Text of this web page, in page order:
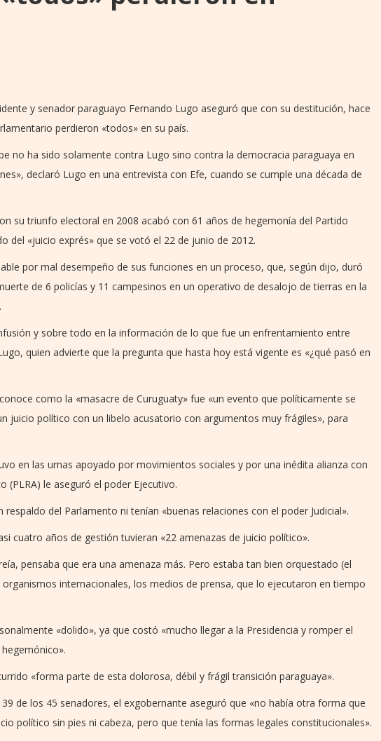
y senador paraguayo Fernando Lugo aseguró que con su destitución, hace
perdieron «todos» en su país.
no ha sido solamente contra Lugo sino contra la democracia paraguaya en
declaró Lugo en una entrevista con Efe, cuando se cumple una década de
su triunfo electoral en 2008 acabó con 61 años de hegemonía del Partido
del «juicio exprés» que se votó el 22 de junio de 2012.
por mal desempeño de sus funciones en un proceso, que, según dijo, duró
de 6 policías y 11 campesinos en un operativo de desalojo de tierras en la
y sobre todo en la información de lo que fue un enfrentamiento entre
quien advierte que la pregunta que hasta hoy está vigente es «¿qué pasó en
como la «masacre de Curuguaty» fue «un evento que políticamente se
juicio político con un libelo acusatorio con argumentos muy frágiles», para
en las urnas apoyado por movimientos sociales y por una inédita alianza con
(PLRA) le aseguró el poder Ejecutivo.
del Parlamento ni tenían «buenas relaciones con el poder Judicial».
cuatro años de gestión tuvieran «22 amenazas de juicio político».
pensaba que era una amenaza más. Pero estaba tan bien orquestado (el
internacionales, los medios de prensa, que lo ejecutaron en tiempo
«dolido», ya que costó «mucho llegar a la Presidencia y romper el
«forma parte de esta dolorosa, débil y frágil transición paraguaya».
de los 45 senadores, el exgobernante aseguró que «no había otra forma que
político sin pies ni cabeza, pero que tenía las formas legales constitucionales».